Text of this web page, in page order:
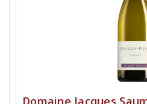
Domaine Jacques